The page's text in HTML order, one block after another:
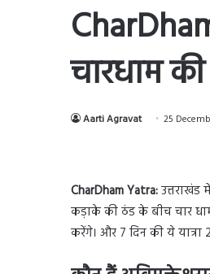
चारधाम की
Aarti Agravat 25
CharDham Yatra:
कड़ाके की ठंड के बीच चार
करेंगे। और 7 दिन की ये